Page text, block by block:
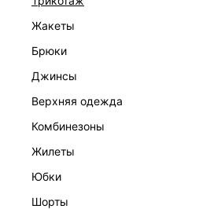
жакеты
брюки
джинсы
верхняя одежда
комбинезоны
жилеты
юбки
шорты
ПЛАТЬЕ МИДИ НА ЗАПАХ